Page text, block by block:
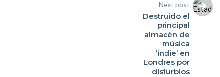
Next post
Destruido el
principal
almacén de
música
‘indie’ en
Londres por
disturbios